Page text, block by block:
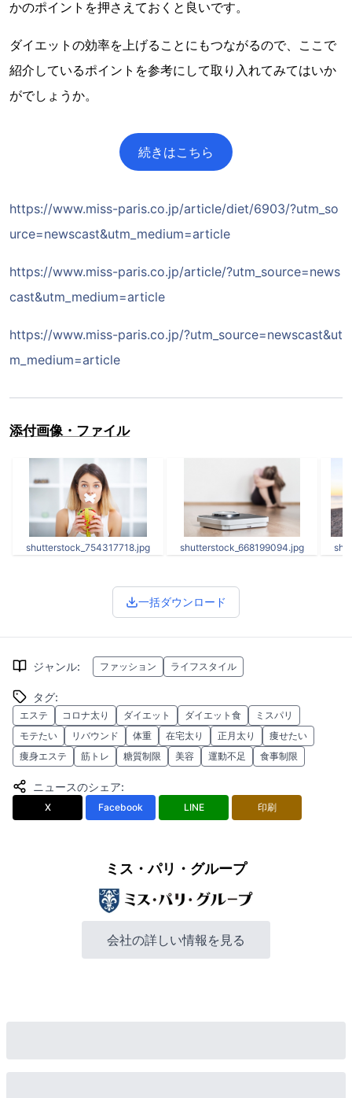
かのポイントを押さえておくと良いです。
ダイエットの効率を上げることにもつながるので、ここで
紹介しているポイントを参考にして取り入れてみてはいか
がでしょうか。
続きはこちら
https://www.miss-paris.co.jp/article/diet/6903/?utm_so
urce=newscast&utm_medium=article
https://www.miss-paris.co.jp/article/?utm_source=news
cast&utm_medium=article
https://www.miss-paris.co.jp/?utm_source=newscast&ut
m_medium=article
添付画像・ファイル
shutterstock_754317718.jpg shutterstock_668199094.jpg
一括ダウンロード
ジャンル: ファッション ライフスタイル
タグ:
エステ コロナ太り ダイエット ダイエット食
ミスパリ
モテたい
リバウンド 体重 在宅太り 正月太り
痩せたい
痩身エステ
筋トレ 糖質制限 美容 運動不足 食事制限
ニュースのシェア:
X Facebook LINE 印刷
ミス・パリ・グループ
会社の詳しい情報を見る